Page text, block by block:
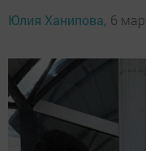
Юлия Ханипова, 6